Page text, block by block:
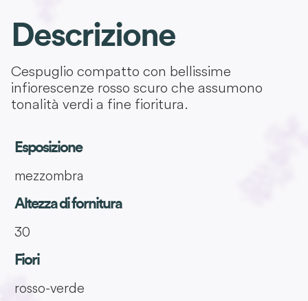
Descrizione
Cespuglio compatto con bellissime
infiorescenze rosso scuro che assumono
tonalità verdi a fine fioritura.
Esposizione
mezzombra
Altezza di fornitura
30
Fiori
rosso-verde